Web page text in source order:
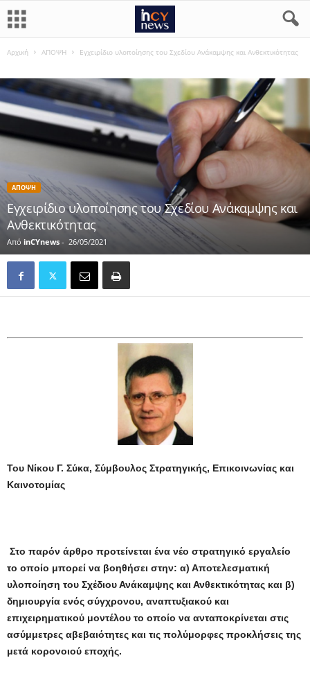
Αρχική ΑΠΟΨΗ Εγχειρίδιο υλοποίησης του Σχεδίου Ανάκαμψης και Ανθεκτικότητας
ΑΠΟΨΗ
Εγχειρίδιο υλοποίησης του Σχεδίου Ανάκαμψης και
Ανθεκτικότητας
Από inCYnews - 26/05/2021
Του Νίκου Γ. Σύκα, Σύμβουλος Στρατηγικής, Επικοινωνίας και
Καινοτομίας
Στο παρόν άρθρο προτείνεται ένα νέο στρατηγικό εργαλείο
το οποίο μπορεί να βοηθήσει στην: α) Αποτελεσματική
υλοποίηση του Σχέδιου Ανάκαμψης και Ανθεκτικότητας και β)
δημιουργία ενός σύγχρονου, αναπτυξιακού και
επιχειρηματικού μοντέλου το οποίο να ανταποκρίνεται στις
ασύμμετρες αβεβαιότητες και τις πολύμορφες προκλήσεις της
μετά κορονοιού εποχής.